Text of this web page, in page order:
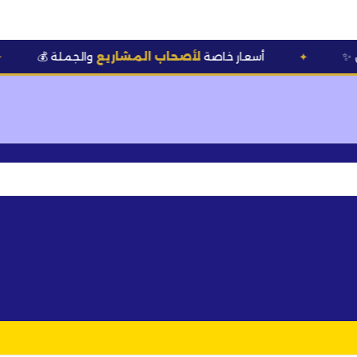
✦ 💰 أسعار خاصةلأصحاب المشاريعوالجملة ✦